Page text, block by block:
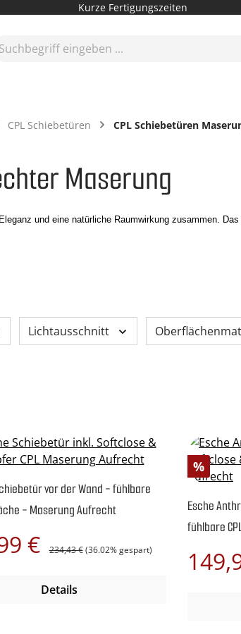
Kurze Fertigungszeiten
CPL Schiebetüren CPL Schiebetüren
Maserung
und eine natürliche Raumwirkung zusammen.
Lichtausschnitt
vor der Wand - fühlbare
- Maserung Aufrecht
€
234,43 € (36.02% gespart)
Details
Rabatt
%
Esche
fühlbare